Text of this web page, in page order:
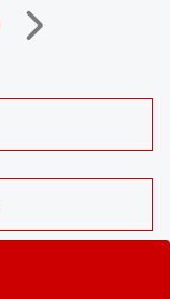
Próximo